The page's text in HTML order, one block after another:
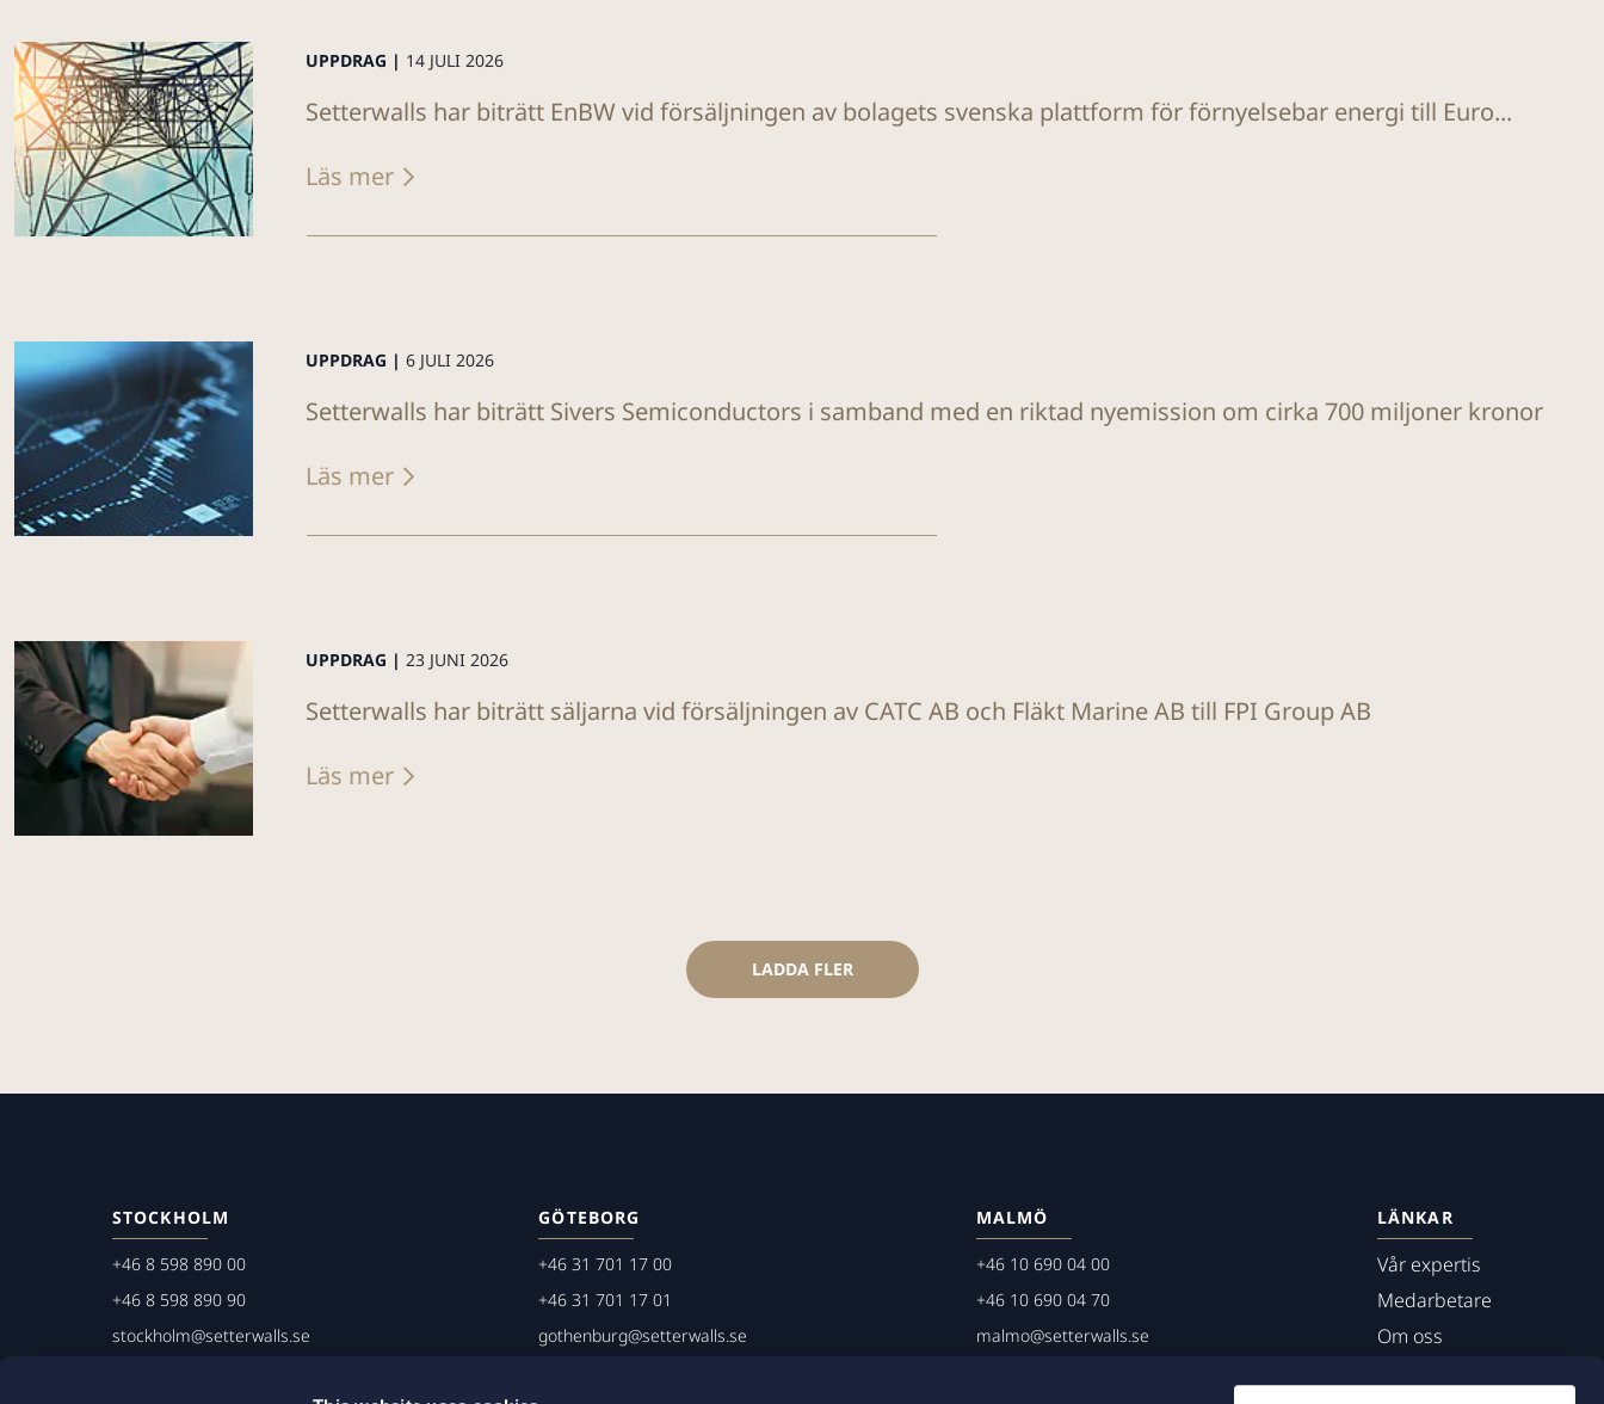
UPPDRAG | 14 JULI 2026
Setterwalls har biträtt EnBW vid försäljningen av bolagets svenska plattform för förnyelsebar energi till Euro...
Läs mer
UPPDRAG | 6 JULI 2026
Setterwalls har biträtt Sivers Semiconductors i samband med en riktad nyemission om cirka 700 miljoner kronor
Läs mer
UPPDRAG | 23 JUNI 2026
Setterwalls har biträtt säljarna vid försäljningen av CATC AB och Fläkt Marine AB till FPI Group AB
Läs mer
LADDA FLER
STOCKHOLM
+46 8 598 890 00
+46 8 598 890 90
stockholm@setterwalls.se
GÖTEBORG
+46 31 701 17 00
+46 31 701 17 01
gothenburg@setterwalls.se
MALMÖ
+46 10 690 04 00
+46 10 690 04 70
malmo@setterwalls.se
LÄNKAR
Vår expertis
Medarbetare
Om oss